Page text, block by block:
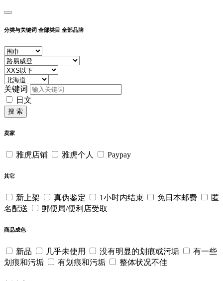
分类与关键词 全部类目 全部品牌
关键词
日文
搜 索
卖家
雅虎店铺 雅虎个人 Paypay
其它
新上架 真伪鉴定 1小时内结束 免日本邮费
匿
名配送
郵便局/便利店受取
商品成色
新品 几乎未使用 没有明显的划痕或污垢
有一些
划痕和污垢
有划痕和污垢 整体状况不佳